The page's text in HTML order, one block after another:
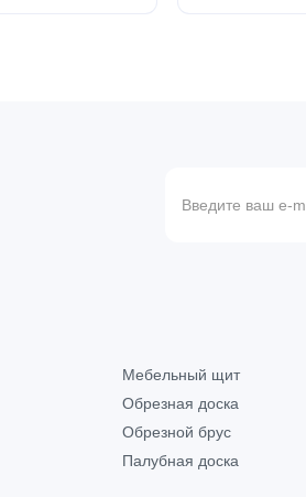
Мебельный щит
Обрезная доска
Обрезной брус
Палубная доска